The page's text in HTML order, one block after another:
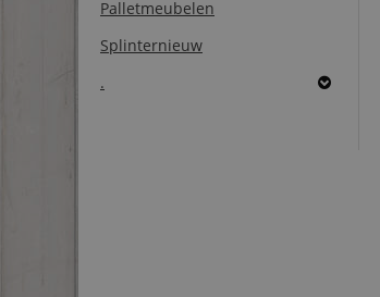
Palletmeubelen
Splinternieuw
.